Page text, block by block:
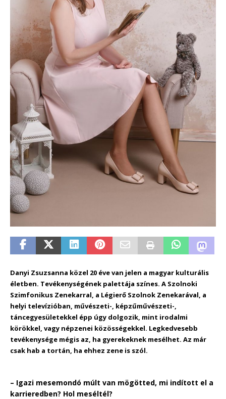
Danyi Zsuzsanna közel 20 éve van jelen a magyar kulturális
életben. Tevékenységének palettája színes. A Szolnoki
Szimfonikus Zenekarral, a Légierő Szolnok Zenekarával, a
helyi televízióban, művészeti-, képzűművészeti-,
táncegyesületekkel épp úgy dolgozik, mint irodalmi
körökkel, vagy népzenei közösségekkel. Legkedvesebb
tevékenysége mégis az, ha gyerekeknek mesélhet. Az már
csak hab a tortán, ha ehhez zene is szól.
– Igazi mesemondó múlt van mögötted, mi indított el a
karrieredben? Hol meséltél?